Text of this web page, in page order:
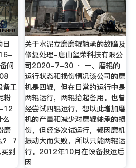
目
问
备工
粉
12
么
磨
？ 7
到
关于水泥立磨磨辊轴承的故障及
修复处理-唐山玺荣科技有限公
司2020-7-30 · 一、磨辊的
运行状态和损伤情况该公司的磨
机是四辊，但在日常的运行中是
两辊运行，两辊抬起备用。也曾
经尝试四辊运行，想以此增加磨
机的产量和减少对磨辊轴承的损
伤，但经多次试运行，都因磨机
振动大而失败，所以只能两辊运
行。2012年10月在设备投运后
因